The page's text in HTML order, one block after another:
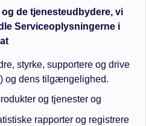
de tjenesteudbydere, vi
Serviceoplysningerne i
styrke, supportere og drive
og dens tilgængelighed.
og tjenester og
rapporter og registrere